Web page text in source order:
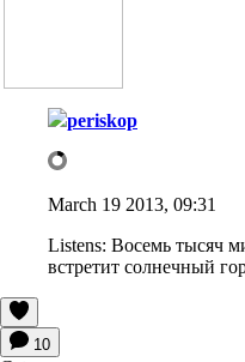
periskop
March 19 2013, 09:31
Listens: Восемь тысяч
встретит солнечный
10